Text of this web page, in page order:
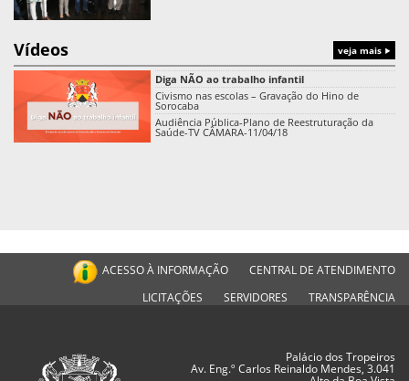
Vídeos veja mais
Diga NÃO ao trabalho infantil
Civismo nas escolas – Gravação do Hino de
Sorocaba
Audiência Pública-Plano de Reestruturação da
Saúde-TV CÂMARA-11/04/18
ACESSO À INFORMAÇÃO
CENTRAL DE ATENDIMENTO
LICITAÇÕES
SERVIDORES TRANSPARÊNCIA
Palácio dos Tropeiros
Av. Eng.º Carlos Reinaldo Mendes, 3.041